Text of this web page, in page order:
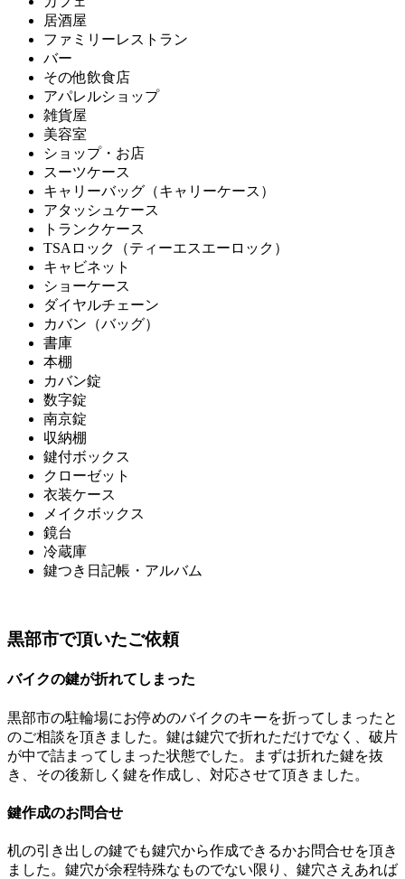
居酒屋
ファミリーレストラン
バー
その他飲食店
アパレルショップ
雑貨屋
美容室
ショップ・お店
スーツケース
キャリーバッグ（キャリーケース）
アタッシュケース
トランクケース
TSAロック（ティーエスエーロック）
キャビネット
ショーケース
ダイヤルチェーン
カバン（バッグ）
書庫
本棚
カバン錠
数字錠
南京錠
収納棚
鍵付ボックス
クローゼット
衣装ケース
メイクボックス
鏡台
冷蔵庫
鍵つき日記帳・アルバム
黒部市で頂いたご依頼
バイクの鍵が折れてしまった
黒部市の駐輪場にお停めのバイクのキーを折ってしまったと
のご相談を頂きました。鍵は鍵穴で折れただけでなく、破片
が中で詰まってしまった状態でした。まずは折れた鍵を抜
き、その後新しく鍵を作成し、対応させて頂きました。
鍵作成のお問合せ
机の引き出しの鍵でも鍵穴から作成できるかお問合せを頂き
ました。鍵穴が余程特殊なものでない限り、鍵穴さえあれば